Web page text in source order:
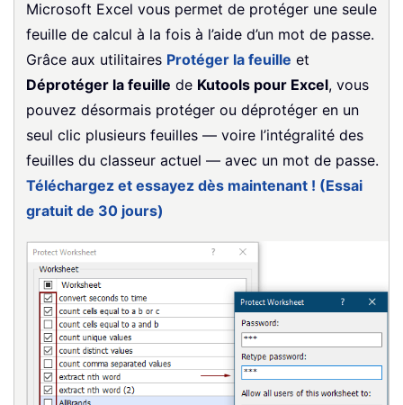
Microsoft Excel vous permet de protéger une seule
feuille de calcul à la fois à l’aide d’un mot de passe.
Grâce aux utilitaires Protéger la feuille et
Déprotéger la feuille de Kutools pour Excel, vous
pouvez désormais protéger ou déprotéger en un
seul clic plusieurs feuilles — voire l’intégralité des
feuilles du classeur actuel — avec un mot de passe.
Téléchargez et essayez dès maintenant ! (Essai
gratuit de 30 jours)